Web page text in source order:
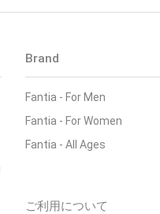
Brand
Fantia - For Men
Fantia - For Women
Fantia - All Ages
ご利用について